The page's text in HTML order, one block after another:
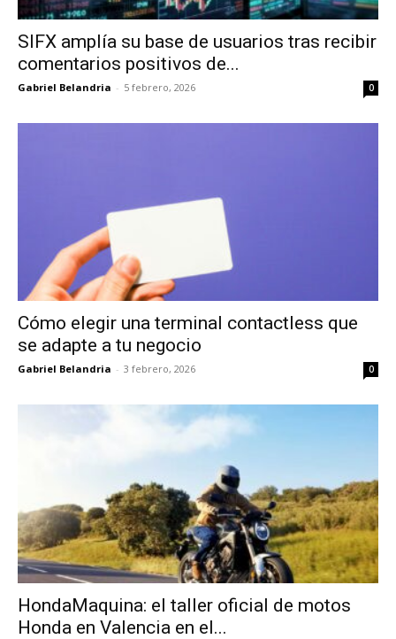
SIFX amplía su base de usuarios tras recibir
comentarios positivos de...
Gabriel Belandria - 5 febrero, 2026 0
Cómo elegir una terminal contactless que
se adapte a tu negocio
Gabriel Belandria - 3 febrero, 2026 0
HondaMaquina: el taller oficial de motos
Honda en Valencia en el...